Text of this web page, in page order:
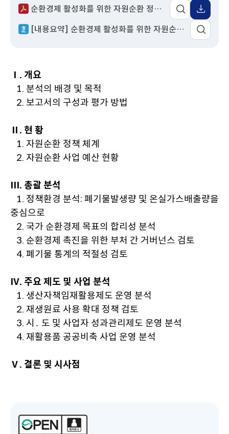
어
팝
업
열
순환경제 활성화를 위한 자원순환 정책 평가.pdf
[내용요약] 순환경제 활성화를 위한 자원순환 정책 평가.hwp
Ⅰ. 개요
1. 분석의 배경 및 목적
2. 보고서의 구성과 평가 방법
Ⅱ. 현 황
1. 자원순환 정책 체계
2. 자원순환 사업 예산 현황
Ⅲ. 총괄 분석
1. 정책환경 분석: 폐기물발생량 및 온실가스배출량을
중심으로
2. 국가 순환경제 목표의 합리성 분석
3. 순환경제 촉진을 위한 부처 간 거버넌스 검토
4. 폐기물 통계의 적절성 검토
Ⅳ. 주요 제도 및 사업 분석
1. 생산자책임재활용제도 운영 분석
2. 재생원료 사용 확대 정책 검토
3. 시․ 도 및 사업자 성과관리제도 운영 분석
4. 재활용품 공공비축 사업 운영 분석
Ⅴ. 결론 및 시사점